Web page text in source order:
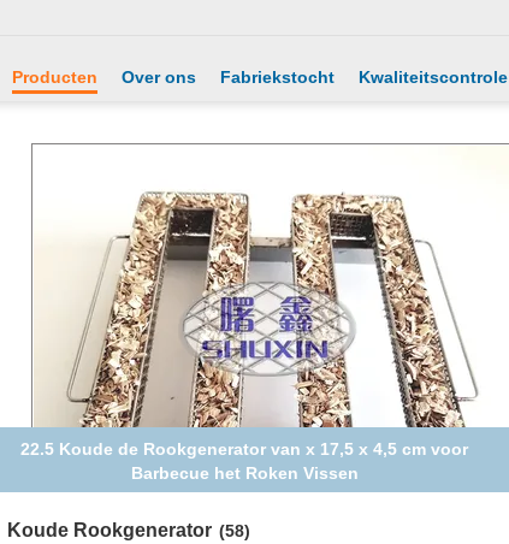
Producten Over ons Fabriekstocht Kwaliteitscontrole
De Rookgenerator Opgepoetste Oppervlaktebehandeling van
de voedselstaalkwaliteit voor Grill
Koude Rookgenerator (58)